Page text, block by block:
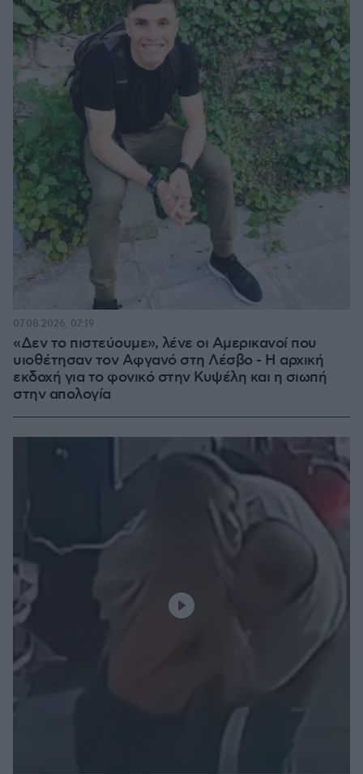
«Δεν το πιστεύουμε», λένε οι Αμερικανοί που
υιοθέτησαν τον Αφγανό στη Λέσβο - Η αρχική
εκδοχή για το φονικό στην Κυψέλη και η σιωπή
στην απολογία
07.08.2026, 07:19